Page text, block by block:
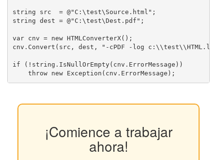
string src  = @"C:\test\Source.html";
string dest = @"C:\test\Dest.pdf";
var cnv = new HTMLConverterX();
cnv.Convert(src, dest, "-cPDF -log
if (!string.IsNullOrEmpty(cnv.ErrorMessage))
¡Comience a trabajar
ahora!